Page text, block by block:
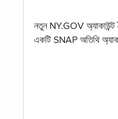
নতুন NY.GOV অ্যাকাউন্ট
একটি SNAP অতিথি